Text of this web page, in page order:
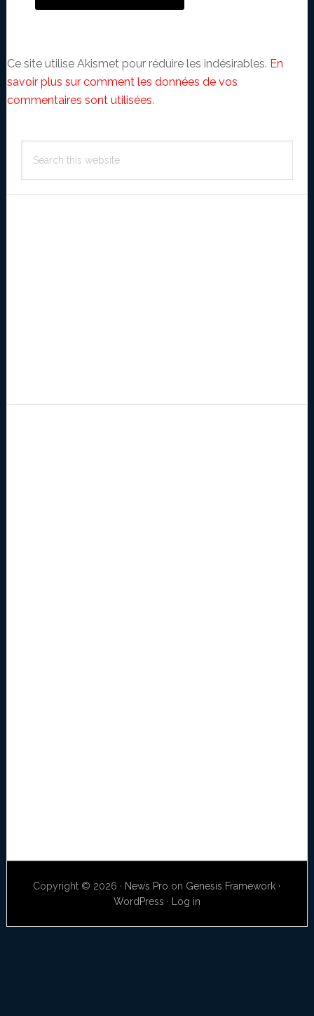
Ce site utilise Akismet pour réduire les indésirables. En
savoir plus sur comment les données de vos
commentaires sont utilisées.
Primary
Sidebar
this
Copyright © 2026 · News Pro on Genesis Framework ·
WordPress · Log in